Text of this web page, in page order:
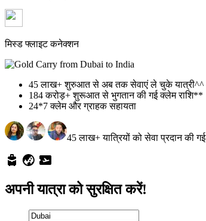
मिस्ड फ्लाइट कनेक्शन
45 लाख+ शुरुआत से अब तक सेवाएं ले चुके यात्री^^
184 करोड़+ शुरूआत से भुगतान की गई क्लेम राशि**
24*7 क्लेम और ग्राहक सहायता
45 लाख+ यात्रियों को सेवा प्रदान की गई
अपनी यात्रा को सुरक्षित करें!